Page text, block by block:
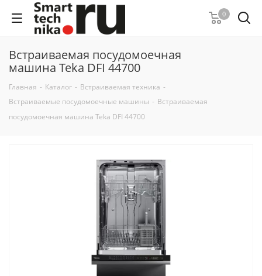
0
Встраиваемая посудомоечная
машина Teka DFI 44700
Главная - Каталог - Встраиваемая техника -
Встраиваемые посудомоечные машины - Встраиваемая
посудомоечная машина Teka DFI 44700